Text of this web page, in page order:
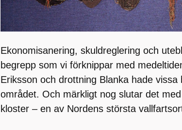
Ekonomisanering, skuldreglering och
begrepp som vi förknippar med
Eriksson och drottning Blanka hade
området. Och märkligt nog slutar det
kloster – en av Nordens största